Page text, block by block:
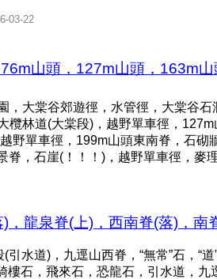
03-22
山頭，127m山頭，163m
大棠谷郊遊徑，水管徑，大棠谷
林道(大棠段)，越野單車徑，
野單車徑，199m山頭東南脊，石砌
，石崖(！！！)，越野單車徑，麥
龍泉脊(上)，西南脊(落)，南
水道)，九逕山西脊，“無常”石，“
石，飛來石，恐龍石，引水道，